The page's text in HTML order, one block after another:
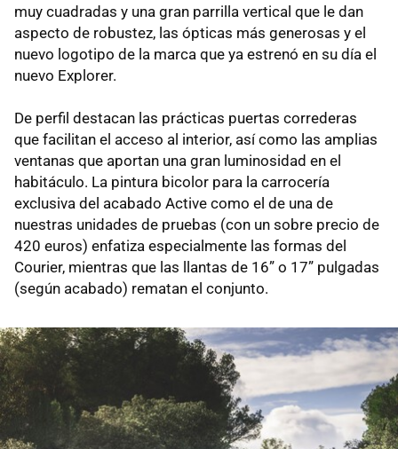
muy cuadradas y una gran parrilla vertical que le dan
aspecto de robustez, las ópticas más generosas y el
nuevo logotipo de la marca que ya estrenó en su día el
nuevo Explorer.
De perfil destacan las prácticas puertas correderas
que facilitan el acceso al interior, así como las amplias
ventanas que aportan una gran luminosidad en el
habitáculo. La pintura bicolor para la carrocería
exclusiva del acabado Active como el de una de
nuestras unidades de pruebas (con un sobre precio de
420 euros) enfatiza especialmente las formas del
Courier, mientras que las llantas de 16” o 17” pulgadas
(según acabado) rematan el conjunto.